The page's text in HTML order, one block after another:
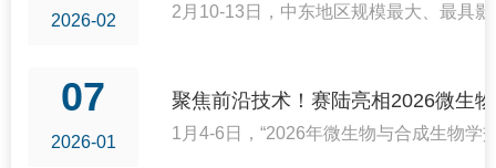
2026-02 2月10-13日，中东地区规模最大、最具
07
2026-01
聚焦前沿技术！赛陆亮相2026微生
1月4-6日，“2026年微生物与合成生物